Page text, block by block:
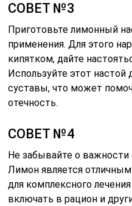
СОВЕТ №3
Приготовьте лимонный
применения. Для этого
кипятком, дайте
Используйте этот
суставы, что может
отечность.
СОВЕТ №4
Не забывайте о важности
Лимон является
для комплексного
включать в рацион и